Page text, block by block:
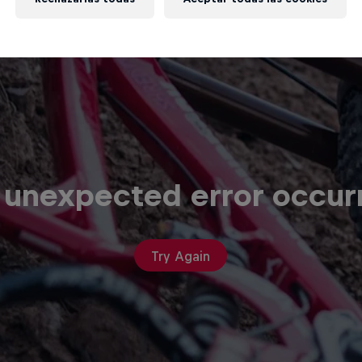
error
Try Again